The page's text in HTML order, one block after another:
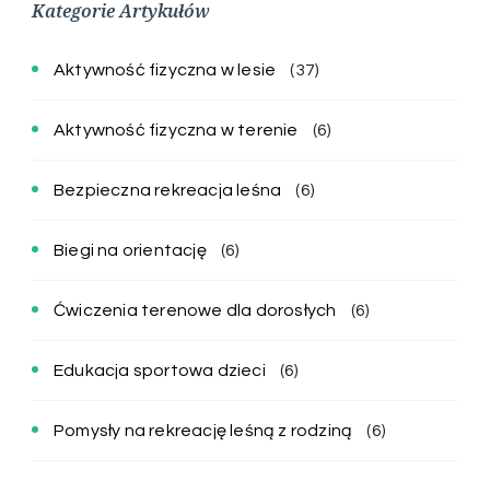
Kategorie Artykułów
Aktywność fizyczna w lesie (37)
Aktywność fizyczna w terenie (6)
Bezpieczna rekreacja leśna (6)
Biegi na orientację (6)
Ćwiczenia terenowe dla dorosłych (6)
Edukacja sportowa dzieci (6)
Pomysły na rekreację leśną z rodziną (6)